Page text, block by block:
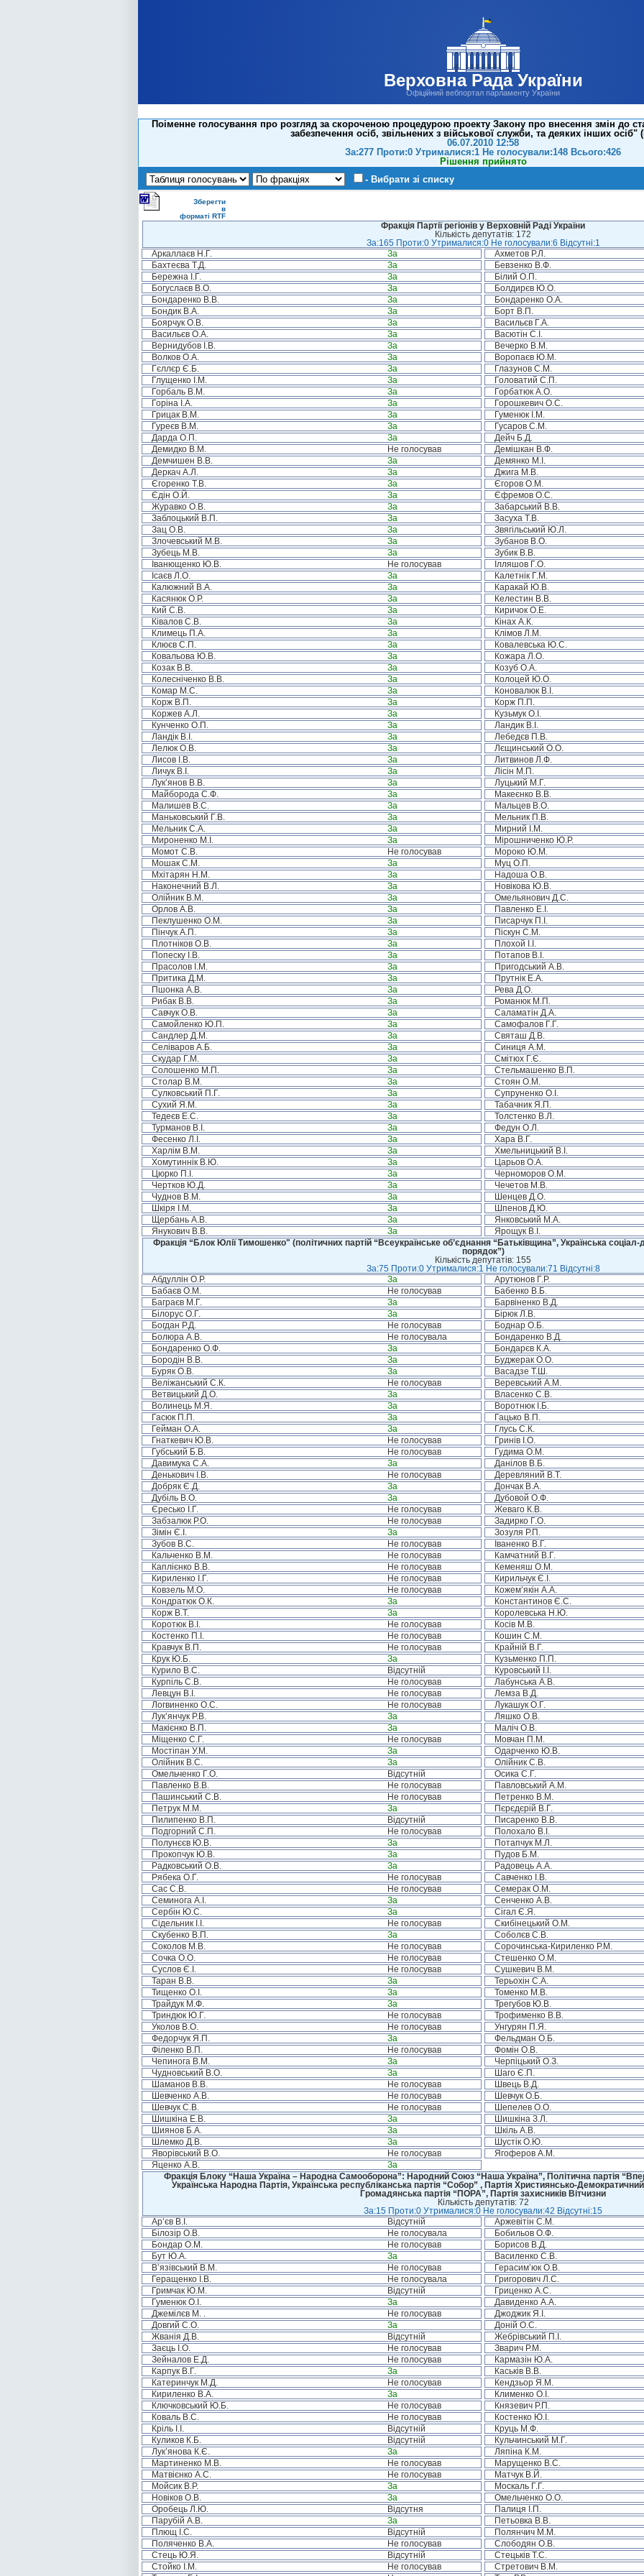
Верховна Рада України
Офіційний вебпортал парламенту України
Поіменне голосування про розгляд за скороченою процедурою проекту Закону про внесення змін до
забезпечення осіб, звільнених з військової служби, та деяких інших осіб"
06.07.2010 12:58
За:277 Проти:0 Утрималися:1 Не голосували:148 Всього:426
Рішення прийнято
- Вибрати зі списку
Зберегти
в
форматі RTF
Фракція Партії регіонів у Верховній Раді України
Кількість депутатів: 172
За:165 Проти:0 Утрималися:0 Не голосували:6 Відсутні:1
Аркаллаєв Н.Г.
За Ахметов Р.Л.
Бахтеєва Т.Д.
За Бевзенко В.Ф.
Бережна І.Г.
За Білий О.П.
Богуслаєв В.О.
За Болдирєв Ю.О.
Бондаренко В.В.
За Бондаренко О.А.
Бондик В.А.
За Борт В.П.
Боярчук О.В.
За Васильєв Г.А.
Васильєв О.А.
За Васютін С.І.
Вернидубов І.В.
За Вечерко В.М.
Волков О.А.
За Воропаєв Ю.М.
Гєллєр Є.Б.
За Глазунов С.М.
Глущенко І.М.
За Головатий С.П.
Горбаль В.М.
За Горбатюк А.О.
Горіна І.А.
За Горошкевич О.С.
Грицак В.М.
За Гуменюк І.М.
Гуреєв В.М.
За Гусаров С.М.
Дарда О.П.
За Дейч Б.Д.
Демидко В.М.
Не голосував Демішкан В.Ф.
Демчишен В.В.
За Демянко М.І.
Деркач А.Л.
За Джига М.В.
Єгоренко Т.В.
За Єгоров О.М.
Єдін О.Й.
За Єфремов О.С.
Журавко О.В.
За Забарський В.В.
Заблоцький В.П.
За Засуха Т.В.
Зац О.В.
За Звягільський Ю.Л.
Злочевський М.В.
За Зубанов В.О.
Зубець М.В.
За Зубик В.В.
Іванющенко Ю.В.
Не голосував Ілляшов Г.О.
Ісаєв Л.О.
За Калетнік Г.М.
Калюжний В.А.
За Каракай Ю.В.
Касянюк О.Р.
За Келестин В.В.
Кий С.В.
За Киричок О.Е.
Ківалов С.В.
За Кінах А.К.
Климець П.А.
За Клімов Л.М.
Клюєв С.П.
За Ковалевська Ю.С.
Ковальова Ю.В.
За Кожара Л.О.
Козак В.В.
За Козуб О.А.
Колесніченко В.В.
За Колоцей Ю.О.
Комар М.С.
За Коновалюк В.І.
Корж В.П.
За Корж П.П.
Коржев А.Л.
За Кузьмук О.І.
Кунченко О.П.
За Ландик В.І.
Ландік В.І.
За Лебедєв П.В.
Лелюк О.В.
За Лєщинський О.О.
Лисов І.В.
За Литвинов Л.Ф.
Личук В.І.
За Лісін М.П.
Лук’янов В.В.
За Луцький М.Г.
Майборода С.Ф.
За Макеєнко В.В.
Малишев В.С.
За Мальцев В.О.
Маньковський Г.В.
За Мельник П.В.
Мельник С.А.
За Мирний І.М.
Мироненко М.І.
За Мірошниченко Ю.Р.
Момот С.В.
Не голосував Мороко Ю.М.
Мошак С.М.
За Муц О.П.
Мхітарян Н.М.
За Надоша О.В.
Наконечний В.Л.
За Новікова Ю.В.
Олійник В.М.
За Омельянович Д.С.
Орлов А.В.
За Павленко Е.І.
Пеклушенко О.М.
За Писарчук П.І.
Пінчук А.П.
За Піскун С.М.
Плотніков О.В.
За Плохой І.І.
Попеску І.В.
За Потапов В.І.
Прасолов І.М.
За Пригодський А.В.
Притика Д.М.
За Прутнік Е.А.
Пшонка А.В.
За Рева Д.О.
Рибак В.В.
За Романюк М.П.
Савчук О.В.
За Саламатін Д.А.
Самойленко Ю.П.
За Самофалов Г.Г.
Сандлер Д.М.
За Святаш Д.В.
Селіваров А.Б.
За Синиця А.М.
Скудар Г.М.
За Смітюх Г.Є.
Солошенко М.П.
За Стельмашенко В.П.
Столар В.М.
За Стоян О.М.
Сулковський П.Г.
За Супруненко О.І.
Сухий Я.М.
За Табачник Я.П.
Тедеєв Е.С.
За Толстенко В.Л.
Турманов В.І.
За Федун О.Л.
Фесенко Л.І.
За Хара В.Г.
Харлім В.М.
За Хмельницький В.І.
Хомутиннік В.Ю.
За Царьов О.А.
Цюрко П.І.
За Черноморов О.М.
Чертков Ю.Д.
За Чечетов М.В.
Чуднов В.М.
За Шенцев Д.О.
Шкіря І.М.
За Шпенов Д.Ю.
Щербань А.В.
За Янковський М.А.
Янукович В.В.
За Ярощук В.І.
Фракція “Блок Юлії Тимошенко" (політичних партій “Всеукраїнське об’єднання “Батьківщина”, Українська
порядок”)
Кількість депутатів: 155
За:75 Проти:0 Утрималися:1 Не голосували:71 Відсутні:8
Абдуллін О.Р.
За Арутюнов Г.Р.
Бабаєв О.М.
Не голосував Бабенко В.Б.
Баграєв М.Г.
За Барвіненко В.Д.
Білорус О.Г.
За Бірюк Л.В.
Богдан Р.Д.
Не голосував Боднар О.Б.
Болюра А.В.
Не голосувала Бондаренко В.Д.
Бондаренко О.Ф.
За Бондарєв К.А.
Бородін В.В.
За Буджерак О.О.
Буряк О.В.
За Васадзе Т.Ш.
Веліжанський С.К.
Не голосував Веревський А.М.
Ветвицький Д.О.
За Власенко С.В.
Волинець М.Я.
За Воротнюк І.Б.
Гасюк П.П.
За Гацько В.П.
Гейман О.А.
За Глусь С.К.
Гнаткевич Ю.В.
Не голосував Гринів І.О.
Губський Б.В.
Не голосував Гудима О.М.
Давимука С.А.
За Данілов В.Б.
Денькович І.В.
Не голосував Деревляний В.Т.
Добряк Є.Д.
За Дончак В.А.
Дубіль В.О.
За Дубовой О.Ф.
Єресько І.Г.
Не голосував Жеваго К.В.
Забзалюк Р.О.
Не голосував Задирко Г.О.
Зімін Є.І.
За Зозуля Р.П.
Зубов В.С.
Не голосував Іваненко В.Г.
Кальченко В.М.
Не голосував Камчатний В.Г.
Каплієнко В.В.
Не голосував Кеменяш О.М.
Кириленко І.Г.
Не голосував Кирильчук Є.І.
Ковзель М.О.
Не голосував Кожем’якін А.А.
Кондратюк О.К.
За Константинов Є.С.
Корж В.Т.
За Королевська Н.Ю.
Коротюк В.І.
Не голосував Косів М.В.
Костенко П.І.
Не голосував Кошин С.М.
Кравчук В.П.
Не голосував Крайній В.Г.
Крук Ю.Б.
За Кузьменко П.П.
Курило В.С.
Відсутній Куровський І.І.
Курпіль С.В.
Не голосував Лабунська А.В.
Левцун В.І.
Не голосував Лемза В.Д.
Логвиненко О.С.
Не голосував Лукашук О.Г.
Лук’янчук Р.В.
За Ляшко О.В.
Макієнко В.П.
За Маліч О.В.
Міщенко С.Г.
Не голосував Мовчан П.М.
Мостіпан У.М.
За Одарченко Ю.В.
Олійник В.С.
За Олійник С.В.
Омельченко Г.О.
Відсутній Осика С.Г.
Павленко В.В.
Не голосував Павловський А.М.
Пашинський С.В.
Не голосував Петренко В.М.
Петрук М.М.
За Пєрєдєрій В.Г.
Пилипенко В.П.
Відсутній Писаренко В.В.
Подгорний С.П.
Не голосував Полохало В.І.
Полунєєв Ю.В.
За Потапчук М.Л.
Прокопчук Ю.В.
За Пудов Б.М.
Радковський О.В.
За Радовець А.А.
Рябека О.Г.
Не голосував Савченко І.В.
Сас С.В.
Не голосував Семерак О.М.
Семинога А.І.
За Сенченко А.В.
Сербін Ю.С.
За Сігал Є.Я.
Сідельник І.І.
Не голосував Скибінецький О.М.
Скубенко В.П.
За Соболєв С.В.
Соколов М.В.
Не голосував Сорочинська-Кириленко Р.М.
Сочка О.О.
Не голосував Стешенко О.М.
Суслов Є.І.
Не голосував Сушкевич В.М.
Таран В.В.
За Терьохін С.А.
Тищенко О.І.
За Томенко М.В.
Трайдук М.Ф.
За Трегубов Ю.В.
Триндюк Ю.Г.
Не голосував Трофименко В.В.
Уколов В.О.
Не голосував Унгурян П.Я.
Федорчук Я.П.
За Фельдман О.Б.
Філенко В.П.
Не голосував Фомін О.В.
Чепинога В.М.
За Черпіцький О.З.
Чудновський В.О.
За Шаго Є.П.
Шаманов В.В.
Не голосував Швець В.Д.
Шевченко А.В.
Не голосував Шевчук О.Б.
Шевчук С.В.
Не голосував Шепелев О.О.
Шишкіна Е.В.
За Шишкіна З.Л.
Шиянов Б.А.
За Шкіль А.В.
Шлемко Д.В.
За Шустік О.Ю.
Яворівський В.О.
Не голосував Ягоферов А.М.
Яценко А.В.
За
Фракція Блоку “Наша Україна – Народна Самооборона”: Народний Союз “Наша Україна”, Політична партія
Українська Народна Партія, Українська республіканська партія “Собор” , Партія Християнсько-
Громадянська партія “ПОРА”, Партія захисників Вітчизни
Кількість депутатів: 72
За:15 Проти:0 Утрималися:0 Не голосували:42 Відсутні:15
Ар’єв В.І.
Відсутній Аржевітін С.М.
Білозір О.В.
Не голосувала Бобильов О.Ф.
Бондар О.М.
Не голосував Борисов В.Д.
Бут Ю.А.
За Василенко С.В.
В’язівський В.М.
Не голосував Герасим’юк О.В.
Геращенко І.В.
Не голосувала Григорович Л.С.
Гримчак Ю.М.
Відсутній Гриценко А.С.
Гуменюк О.І.
За Давиденко А.А.
Джемілєв М. .
Не голосував Джоджик Я.І.
Довгий С.О.
За Доній О.С.
Жванія Д.В.
Відсутній Жебрівський П.І.
Заєць І.О.
Не голосував Зварич Р.М.
Зейналов Е.Д.
Не голосував Кармазін Ю.А.
Карпук В.Г.
За Каськів В.В.
Катеринчук М.Д.
Не голосував Кендзьор Я.М.
Кириленко В.А.
За Клименко О.І.
Ключковський Ю.Б.
Не голосував Князевич Р.П.
Коваль В.С.
Не голосував Костенко Ю.І.
Кріль І.І.
Відсутній Круць М.Ф.
Куликов К.Б.
Відсутній Кульчинський М.Г.
Лук’янова К.Є.
За Ляпіна К.М.
Мартиненко М.В.
Не голосував Марущенко В.С.
Матвієнко А.С.
Не голосував Матчук В.Й.
Мойсик В.Р.
За Москаль Г.Г.
Новіков О.В.
За Омельченко О.О.
Оробець Л.Ю.
Відсутня Палиця І.П.
Парубій А.В.
За Петьовка В.В.
Плющ І.С.
Відсутній Полянчич М.М.
Поляченко В.А.
Не голосував Слободян О.В.
Стець Ю.Я.
Відсутній Стецьків Т.С.
Стойко І.М.
Не голосував Стретович В.М.